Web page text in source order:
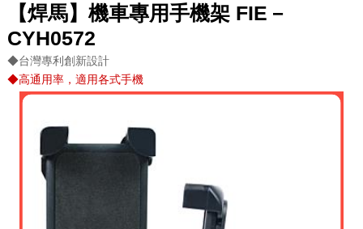
【焊馬】機車專用手機架 FIE－
CYH0572
◆台灣專利創新設計
◆高通用率，適用各式手機